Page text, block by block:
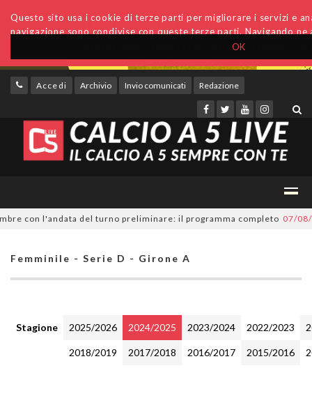
OK
Questo sito usa i cookie di terze parti per migliorare i servizi e
navigazione sono condivise con queste terze parti. Navigando
Accedi Archivio Invio comunicati Redazione
l'andata del turno preliminare: il programma completo 07/08/
Femminile - Serie D - Girone A
Stagione 2025/2026 2024/2025 2023/2024 2022/2023
2018/2019 2017/2018 2016/2017 2015/2016